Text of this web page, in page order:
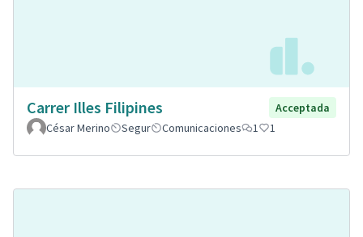
Carrer Illes Filipines
Acceptada
César Merino
Segur Comunicaciones 1 1